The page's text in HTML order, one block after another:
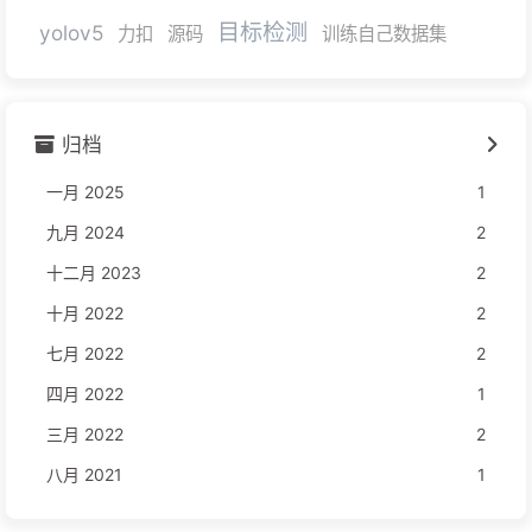
yolov5 力扣 源码 目标检测 训练自己数据集
归档
一月 2025
1
九月 2024
2
十二月 2023
2
十月 2022
2
七月 2022
2
四月 2022
1
三月 2022
2
八月 2021
1